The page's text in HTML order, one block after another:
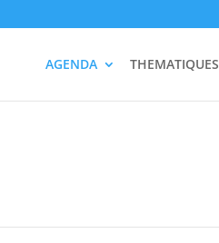
AGENDA THEMATIQUES